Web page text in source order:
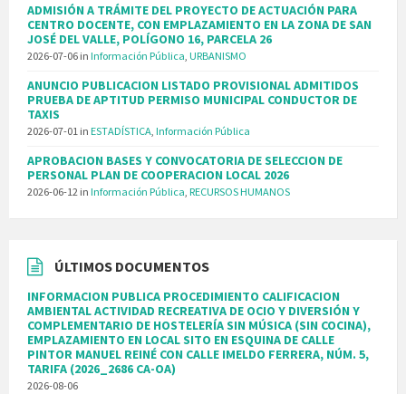
ADMISIÓN A TRÁMITE DEL PROYECTO DE ACTUACIÓN PARA
CENTRO DOCENTE, CON EMPLAZAMIENTO EN LA ZONA DE SAN
JOSÉ DEL VALLE, POLÍGONO 16, PARCELA 26
2026-07-06 in Información Pública, URBANISMO
ANUNCIO PUBLICACION LISTADO PROVISIONAL ADMITIDOS
PRUEBA DE APTITUD PERMISO MUNICIPAL CONDUCTOR DE
TAXIS
2026-07-01 in ESTADÍSTICA, Información Pública
APROBACION BASES Y CONVOCATORIA DE SELECCION DE
PERSONAL PLAN DE COOPERACION LOCAL 2026
2026-06-12 in Información Pública, RECURSOS HUMANOS
ÚLTIMOS DOCUMENTOS
INFORMACION PUBLICA PROCEDIMIENTO CALIFICACION
AMBIENTAL ACTIVIDAD RECREATIVA DE OCIO Y DIVERSIÓN Y
COMPLEMENTARIO DE HOSTELERÍA SIN MÚSICA (SIN COCINA),
EMPLAZAMIENTO EN LOCAL SITO EN ESQUINA DE CALLE
PINTOR MANUEL REINÉ CON CALLE IMELDO FERRERA, NÚM. 5,
TARIFA (2026_2686 CA-OA)
2026-08-06